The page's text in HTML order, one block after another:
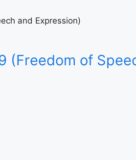
and Expression)
(Freedom of